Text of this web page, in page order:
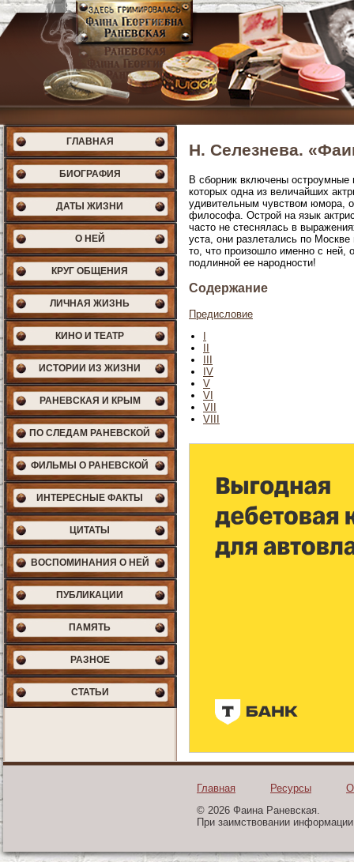
ГЛАВНАЯ
БИОГРАФИЯ
ДАТЫ ЖИЗНИ
О НЕЙ
КРУГ ОБЩЕНИЯ
ЛИЧНАЯ ЖИЗНЬ
КИНО И ТЕАТР
ИСТОРИИ ИЗ ЖИЗНИ
РАНЕВСКАЯ И КРЫМ
ПО СЛЕДАМ РАНЕВСКОЙ
ФИЛЬМЫ О РАНЕВСКОЙ
ИНТЕРЕСНЫЕ ФАКТЫ
ЦИТАТЫ
ВОСПОМИНАНИЯ О НЕЙ
ПУБЛИКАЦИИ
ПАМЯТЬ
РАЗНОЕ
СТАТЬИ
Н. Селезнева.
В сборник включены остроумные
которых одна из величайших
удивительным чувством юмора,
философа. Острой на язык
часто не стеснялась в
уста, они разлетались по
то, что произошло именно с ней,
подлинной ее народности!
Содержание
Предисловие
IV
V
VI
VII
VIII
Главная Ресурсы
© 2026 Фаина Раневская.
При заимствовании